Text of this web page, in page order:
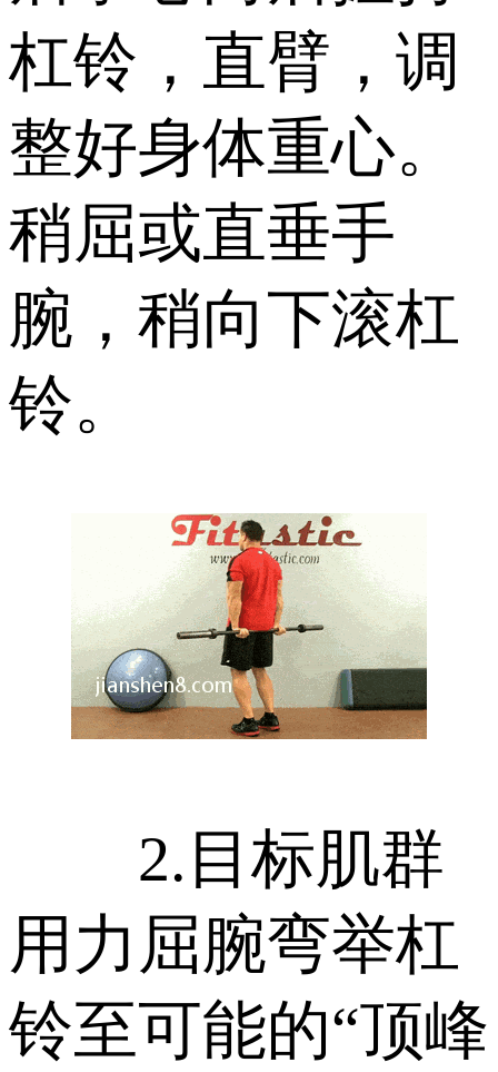
杠铃，直臂，调
整好身体重心。
稍屈或直垂手
腕，稍向下滚杠
铃。
2.目标肌群
用力屈腕弯举杠
铃至可能的“顶峰